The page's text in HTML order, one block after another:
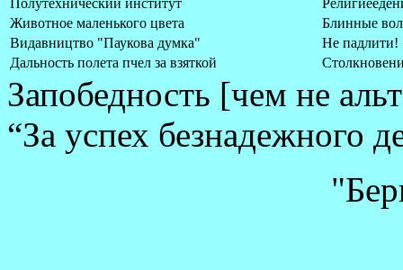
Полутехнический институт
Животное маленького цвета
Блинные
Видавництво "Паукова думка"
Не падлити!
Дальность полета пчел за взяткой
Запобедность [чем не
“За успех безнадежного